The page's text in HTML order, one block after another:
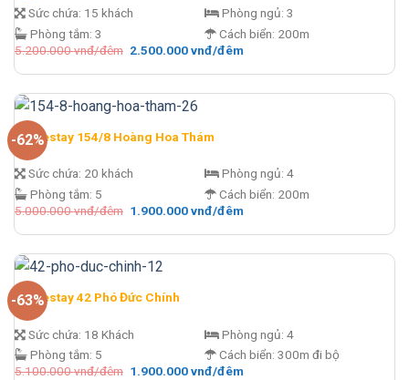
Sức chứa: 15 khách
Phòng tắm: 3
Phòng ngủ: 3
Cách biển: 200m
5.200.000vnđ/đêm Giá
là:
đêm.
2.500.000vnđ/đêmGiá
tại
2.500.000 vnđ/
-62%
Homestay 154/8 Hoàng Hoa Thám
Sức chứa: 20 khách
Phòng tắm: 5
Phòng ngủ: 4
Cách biển: 200m
5.000.000vnđ/đêm Giá
là:
đêm.
1.900.000vnđ/đêmGiá
tại
1.900.000 vnđ/
-63%
Homestay 42 Phó Đức Chính
Sức chứa: 18 Khách
Phòng tắm: 5
Phòng ngủ: 4
Cách biển: 300m đi bộ
5.100.000vnđ/đêm Giá
1.900.000vnđ/đêmGiá